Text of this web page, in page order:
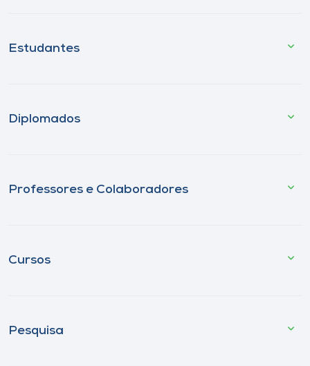
Estudantes
Diplomados
Professores e Colaboradores
Cursos
Pesquisa